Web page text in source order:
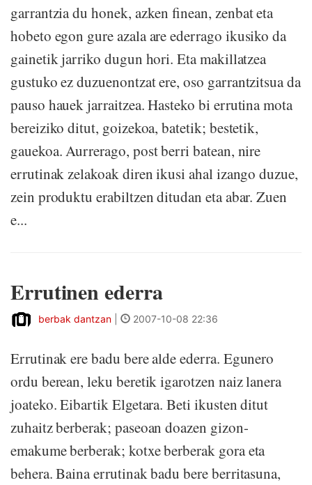
garrantzia du honek, azken finean, zenbat eta
hobeto egon gure azala are ederrago ikusiko da
gainetik jarriko dugun hori. Eta makillatzea
gustuko ez duzuenontzat ere, oso garrantzitsua da
pauso hauek jarraitzea. Hasteko bi errutina mota
bereiziko ditut, goizekoa, batetik; bestetik,
gauekoa. Aurrerago, post berri batean, nire
errutinak zelakoak diren ikusi ahal izango duzue,
zein produktu erabiltzen ditudan eta abar. Zuen
e...
Errutinen ederra
berbak dantzan 2007-10-08 22:36
Errutinak ere badu bere alde ederra. Egunero
ordu berean, leku beretik igarotzen naiz lanera
joateko. Eibartik Elgetara. Beti ikusten ditut
zuhaitz berberak; paseoan doazen gizon-
emakume berberak; kotxe berberak gora eta
behera. Baina errutinak badu bere berritasuna,